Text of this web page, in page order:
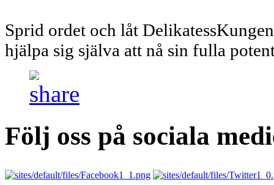
Sprid ordet och låt
hjälpa sig själva att nå sin fulla
Följ oss på sociala